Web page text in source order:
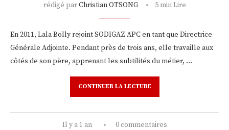
rédigé parChristian OTSONG 5 min Lire
En 2011, Lala Bolly rejoint SODIGAZ APC en tant que Directrice
Générale Adjointe. Pendant près de trois ans, elle travaille aux
côtés de son père, apprenant les subtilités du métier, …
CONTINUER LA LECTURE
Il y a 1 an 0 commentaires